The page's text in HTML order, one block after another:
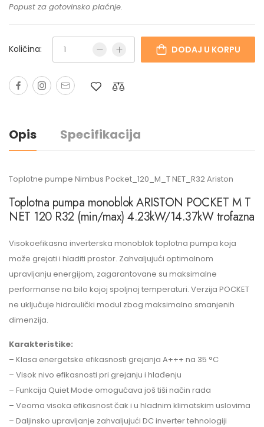
Popust za gotovinsko plaćnje.
Količina: DODAJ U KORPU
Opis Specifikacija
Toplotne pumpe Nimbus Pocket_120_M_T NET_R32 Ariston
Toplotna pumpa monoblok ARISTON POCKET M T
NET 120 R32 (min/max) 4.23kW/14.37kW trofazna
Visokoefikasna inverterska monoblok toplotna pumpa koja
može grejati i hladiti prostor. Zahvaljujući optimalnom
upravljanju energijom, zagarantovane su maksimalne
performanse na bilo kojoj spoljnoj temperaturi. Verzija POCKET
ne uključuje hidraulički modul zbog maksimalno smanjenih
dimenzija.
Karakteristike:
– Klasa energetske efikasnosti grejanja A+++ na 35 °C
– Visok nivo efikasnosti pri grejanju i hlađenju
– Funkcija Quiet Mode omogućava još tiši način rada
– Veoma visoka efikasnost čak i u hladnim klimatskim uslovima
– Daljinsko upravljanje zahvaljujući DC inverter tehnologiji